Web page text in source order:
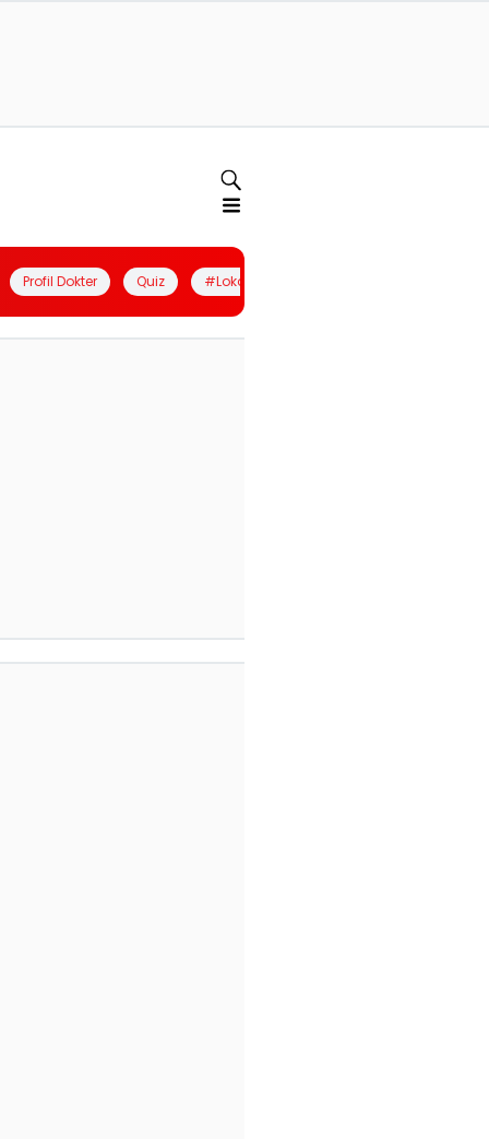
Profil Dokter Quiz #LokalBerdaya